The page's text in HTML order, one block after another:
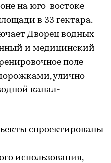
на юго-востоке
в 33 гектара.
Дворец водных
и медицинский
поле
улично-
канал-
спроектированы
использования,